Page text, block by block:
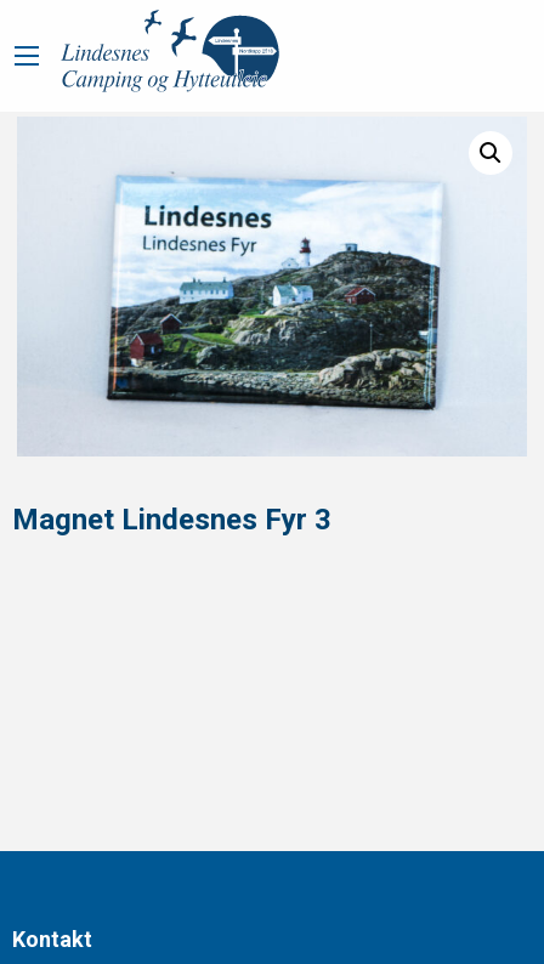
Magnet Lindesnes Fyr 3
Kontakt